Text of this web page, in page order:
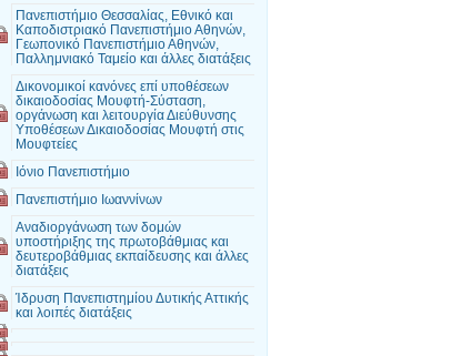
Πανεπιστήμιο Θεσσαλίας, Εθνικό και
Καποδιστριακό Πανεπιστήμιο Αθηνών,
Γεωπονικό Πανεπιστήμιο Αθηνών,
Παλλημνιακό Ταμείο και άλλες διατάξεις
Δικονομικοί κανόνες επί υποθέσεων
δικαιοδοσίας Μουφτή-Σύσταση,
οργάνωση και λειτουργία Διεύθυνσης
Υποθέσεων Δικαιοδοσίας Μουφτή στις
Μουφτείες
Ιόνιο Πανεπιστήμιο
Πανεπιστήμιο Ιωαννίνων
Αναδιοργάνωση των δομών
υποστήριξης της πρωτοβάθμιας και
δευτεροβάθμιας εκπαίδευσης και άλλες
διατάξεις
Ίδρυση Πανεπιστημίου Δυτικής Αττικής
και λοιπές διατάξεις